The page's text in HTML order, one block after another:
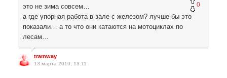
0
это не зима совсем…
а где упорная работа в зале с железом? лучше бы это
показали… а то что они катаются на мотоциклах по
лесам…
tramway
13 марта 2010, 13:11